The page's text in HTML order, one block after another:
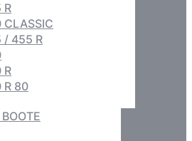
R
/ 455 R
R
R 80